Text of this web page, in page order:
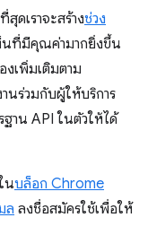
ดเราจะสร้างช่วง
นที่มีคุณค่ามากยิ่งขึ้น
เพิ่มเติมตาม
นร่วมกับผู้ให้บริการ
ฐาน API ในตัวให้ได้
นบล็อก Chrome
ล ลงชื่อสมัครใช้เพื่อให้